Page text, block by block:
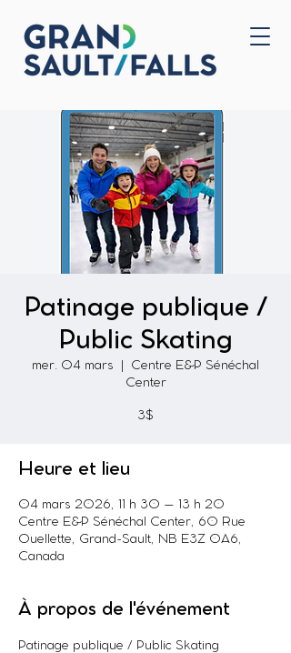
Accueil
Patinage publique /
Public Skating
mer. 04 mars
Centre E&P Sénéchal
Center
3$
Heure et lieu
04 mars 2026, 11 h 30 – 13 h 20
Centre E&P Sénéchal Center, 60 Rue
Ouellette, Grand-Sault, NB E3Z 0A6,
Canada
À propos de l'événement
Patinage publique / Public Skating